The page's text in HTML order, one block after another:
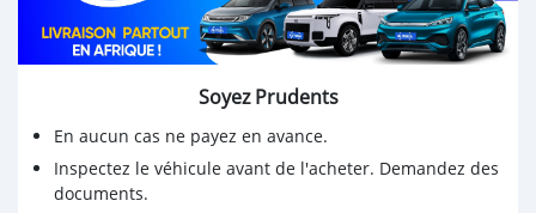
Soyez Prudents
En aucun cas ne payez en avance.
Inspectez le véhicule avant de l'acheter. Demandez des
documents.